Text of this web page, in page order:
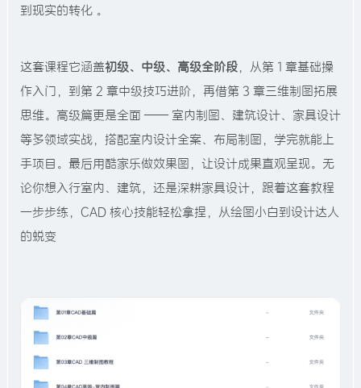
到现实的转化 。
这套课程它涵盖初级、中级、高级全阶段，从第 1 章基础操
作入门，到第 2 章中级技巧进阶，再借第 3 章三维制图拓展
思维。高级篇更是全面 —— 室内制图、建筑设计、家具设计
等多领域实战，搭配室内设计全案、布局制图，学完就能上
手项目。最后用酷家乐做效果图，让设计成果直观呈现。无
论你想入行室内、建筑，还是深耕家具设计，跟着这套教程
一步步练，CAD 核心技能轻松拿捏，从绘图小白到设计达人
的蜕变